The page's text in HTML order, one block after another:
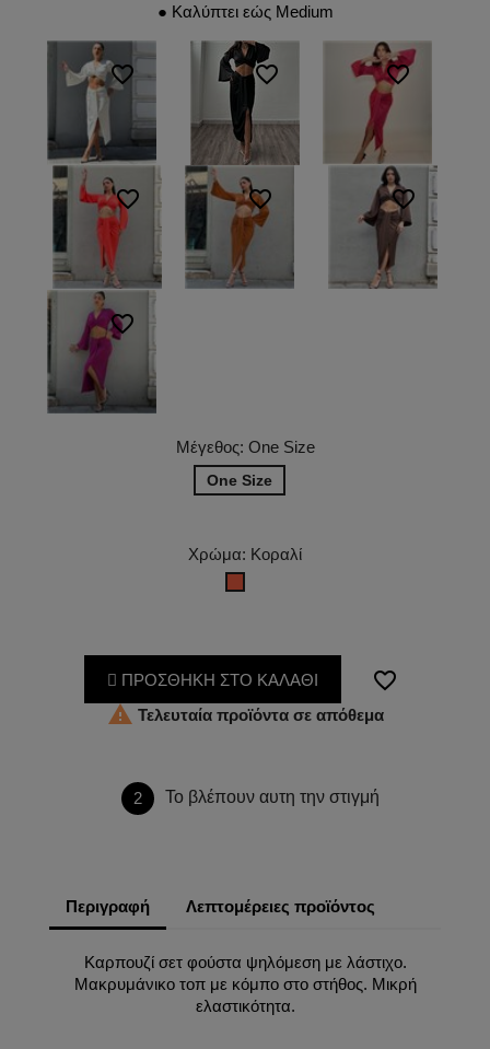
● Καλύπτει εώς Medium
favorite_border favorite_border favorite_border
favorite_border favorite_border favorite_border
favorite_border
Μέγεθος: One Size
One Size
Χρώμα: Κοραλί
ΠΡΟΣΘΗΚΗ ΣΤΟ ΚΑΛΑΘΙ
favorite_border
 Τελευταία προϊόντα σε απόθεμα
2 Το βλέπουν αυτη την στιγμή
Περιγραφή Λεπτομέρειες προϊόντος
Καρπουζί σετ φούστα ψηλόμεση με λάστιχο.
Μακρυμάνικο τοπ με κόμπο στο στήθος. Μικρή
ελαστικότητα.